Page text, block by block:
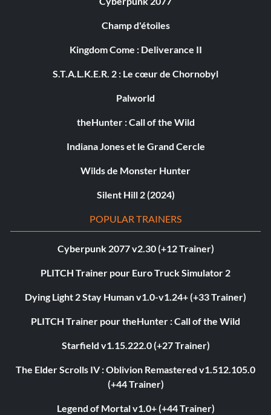
Champ d'étoiles
Kingdom Come : Deliverance II
S.T.A.L.K.E.R. 2 : Le cœur de Chornobyl
Palworld
theHunter : Call of the Wild
Indiana Jones et le Grand Cercle
Wilds de Monster Hunter
Silent Hill 2 (2024)
POPULAR TRAINERS
Cyberpunk 2077 v2.30 (+12 Trainer)
PLITCH Trainer pour Euro Truck Simulator 2
Dying Light 2 Stay Human v1.0-v1.24+ (+33 Trainer)
PLITCH Trainer pour theHunter : Call of the Wild
Starfield v1.15.222.0 (+27 Trainer)
The Elder Scrolls IV : Oblivion Remastered v1.512.105.0
(+44 Trainer)
Legend of Mortal v1.0+ (+44 Trainer)